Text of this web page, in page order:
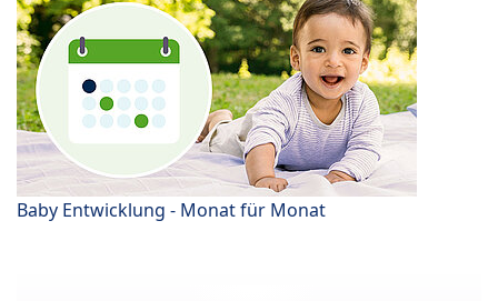
Baby Entwicklung - Monat für Monat